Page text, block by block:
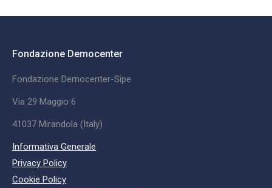
Fondazione Democenter
Fondazione Democenter-Sipe
Via 29 Maggio 6
41037 Mirandola (Italy)
Informativa Generale
Privacy Policy
Cookie Policy